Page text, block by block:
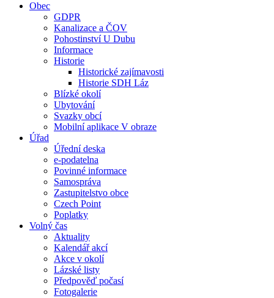
Obec
GDPR
Kanalizace a ČOV
Pohostinství U Dubu
Informace
Historie
Historické zajímavosti
Historie SDH Láz
Blízké okolí
Ubytování
Svazky obcí
Mobilní aplikace V obraze
Úřad
Úřední deska
e-podatelna
Povinné informace
Samospráva
Zastupitelstvo obce
Czech Point
Poplatky
Volný čas
Aktuality
Kalendář akcí
Akce v okolí
Lázské listy
Předpověď počasí
Fotogalerie